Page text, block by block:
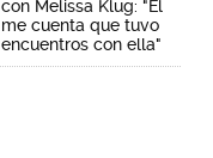
con Melissa Klug: "Él
me cuenta que tuvo
encuentros con ella"